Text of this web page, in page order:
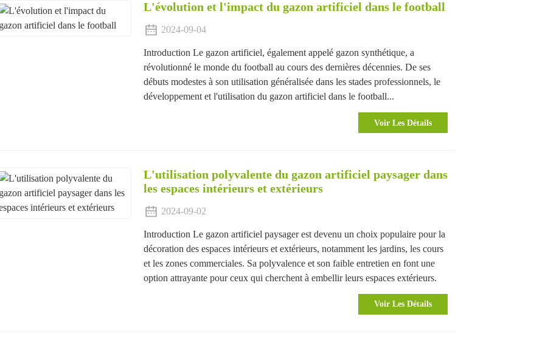
L'évolution et l'impact du gazon artificiel dans le football
2024-09-04
Introduction Le gazon artificiel, également appelé gazon synthétique, a
révolutionné le monde du football au cours des dernières décennies. De ses
débuts modestes à son utilisation généralisée dans les stades professionnels, le
développement et l'utilisation du gazon artificiel dans le football...
Voir Les Détails
L'utilisation polyvalente du gazon artificiel paysager dans
les espaces intérieurs et extérieurs
2024-09-02
Introduction Le gazon artificiel paysager est devenu un choix populaire pour la
décoration des espaces intérieurs et extérieurs, notamment les jardins, les cours
et les zones commerciales. Sa polyvalence et son faible entretien en font une
option attrayante pour ceux qui cherchent à embellir leurs espaces extérieurs.
Voir Les Détails